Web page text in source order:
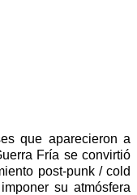
que aparecieron a
Fría se convirtió
post-punk / cold
su atmósfera